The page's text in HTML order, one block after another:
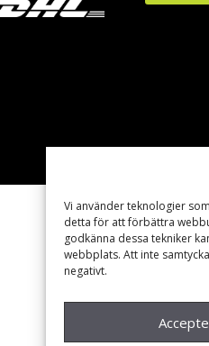
Vi använder teknologier
detta för att förbättra
godkänna dessa tekniker
webbplats. Att inte
negativt.